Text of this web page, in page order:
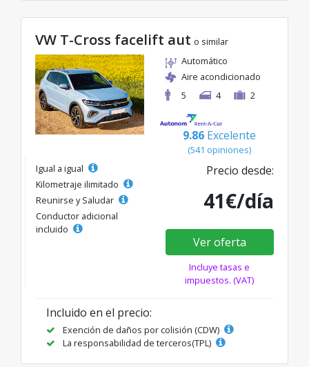
VW T-Cross facelift aut o similar
Automático
Aire acondicionado
5
4 2
9.86 Excelente
(541 opiniones)
Igual a igual
Kilometraje ilimitado
Reunirse y Saludar
Conductor adicional
incluido
Precio desde:
41€/día
Ver oferta
Incluye tasas e
impuestos. (VAT)
Incluido en el precio:
Exención de daños por colisión (CDW)
La responsabilidad de terceros(TPL)